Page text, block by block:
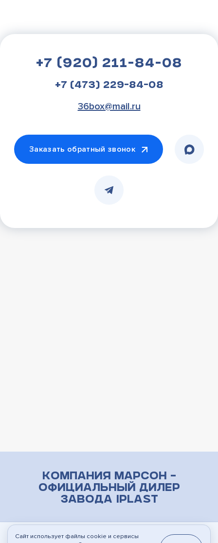
+7 (920) 211-84-08
+7 (473) 229-84-08
36box@mail.ru
Заказать обратный звонок
Компания Марсон –
официальный дилер
завода iPlast
Сайт использует файлы cookie и сервисы